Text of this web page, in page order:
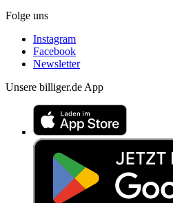
Folge uns
Instagram
Facebook
Newsletter
Unsere billiger.de App